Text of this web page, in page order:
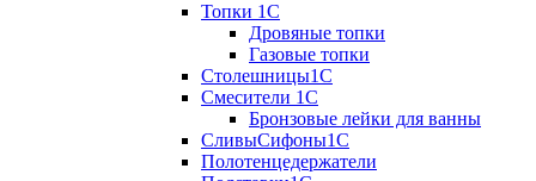
Топки 1С
Дровяные топки
Газовые топки
Столешницы1С
Смесители 1С
Бронзовые лейки для ванны
СливыСифоны1С
Полотенцедержатели